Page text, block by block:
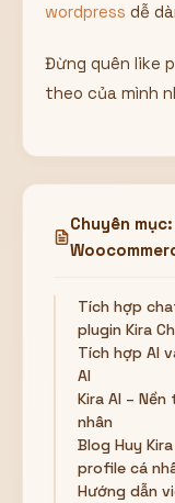
wordpress dễ
Đừng quên like
theo của mình
Chuyên
Tích hợp
plugin Kira
Tích hợp AI
AI
Kira AI –
nhân
Blog Huy
profile cá
Hướng dẫn